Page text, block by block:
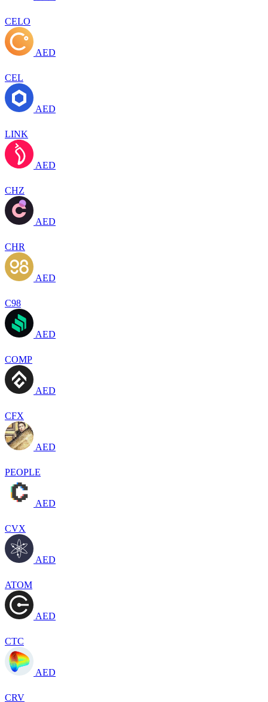
CELO
AED
CEL
AED
LINK
AED
CHZ
AED
CHR
AED
C98
AED
COMP
AED
CFX
AED
PEOPLE
AED
CVX
AED
ATOM
AED
CTC
AED
CRV